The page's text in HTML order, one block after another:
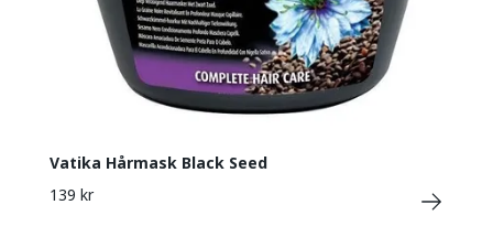
Vatika Hårmask Black Seed
139 kr